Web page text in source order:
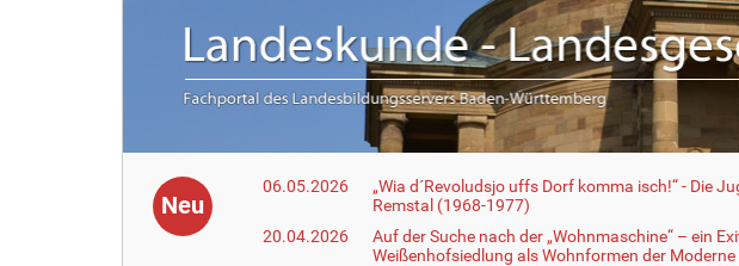
Neu
06.05.2026
„Wia d´Revoludsjo uffs Dorf komma isch!“ - Die
Remstal (1968-1977)
20.04.2026
Auf der Suche nach der „Wohnmaschine“ – ein
Weißenhofsiedlung als Wohnformen der Moderne